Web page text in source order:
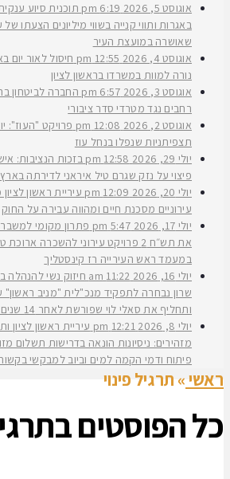
אוגוסט 5, 2026
6:19 pm
תוכנית סיוע
באגרות ותווי קנייה בשווי מיליונים הצעתו
שאושרה במועצת העיר
אוגוסט 4, 2026
12:55 pm
חיסול לאור יום
נורה למוות במשרדו בראשון לציון
אוגוסט 3, 2026
6:57 pm
החברה לביטחון
רחבים נגד מטרדי סדר ציבורי
אוגוסט 2, 2026
12:08 pm
תצפיתניות שנפלו בנחל עוז
יולי 29, 2026
12:58 pm
בזכות הנציבות:
פיצוי על נזק שגרם טיל איראני לדירתה בארץ
יולי 20, 2026
12:09 pm
עיריית ראשון
עירוניים מסכנת חיים ומהווה עבירה על החוק
יולי 17, 2026
5:47 pm
פתרון מקומי למשבר
את תש״ח 2 פרויקט עירוני להשכרה
במעמד ראש העירייה רז קינסטליך
יולי 16, 2026
11:22 am
חיזוק נשי להנהלה
שרון נבחרה לתפקיד מנכ"לית "מניב ראשון"
ותחליף את סאלי לוי שפורשת לאחר 14 שנים בתפקיד
יולי 8, 2026
12:21 pm
עיריית ראשון לציון
מזהירים: ניסיונות הונאה בדרישות תשלום
פיתוח ודמי הקמה למים וביוב למבקשי
ראשי» תרגיל פינוי
כל הפוסטים ב